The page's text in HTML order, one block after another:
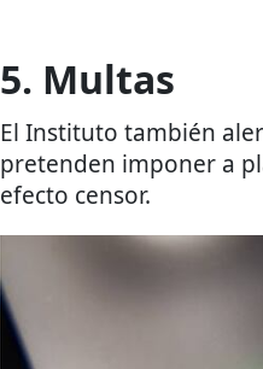
5. Multas
El Instituto también
pretenden imponer a
efecto censor.